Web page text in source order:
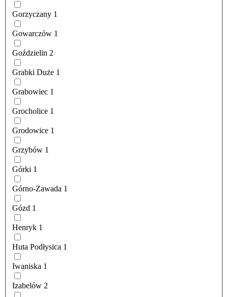
Gorzyczany 1
Gowarczów 1
Goździelin 2
Grabki Duże 1
Grabowiec 1
Grocholice 1
Grodowice 1
Grzybów 1
Górki 1
Górno-Zawada 1
Gózd 1
Henryk 1
Huta Podłysica 1
Iwaniska 1
Izabelów 2